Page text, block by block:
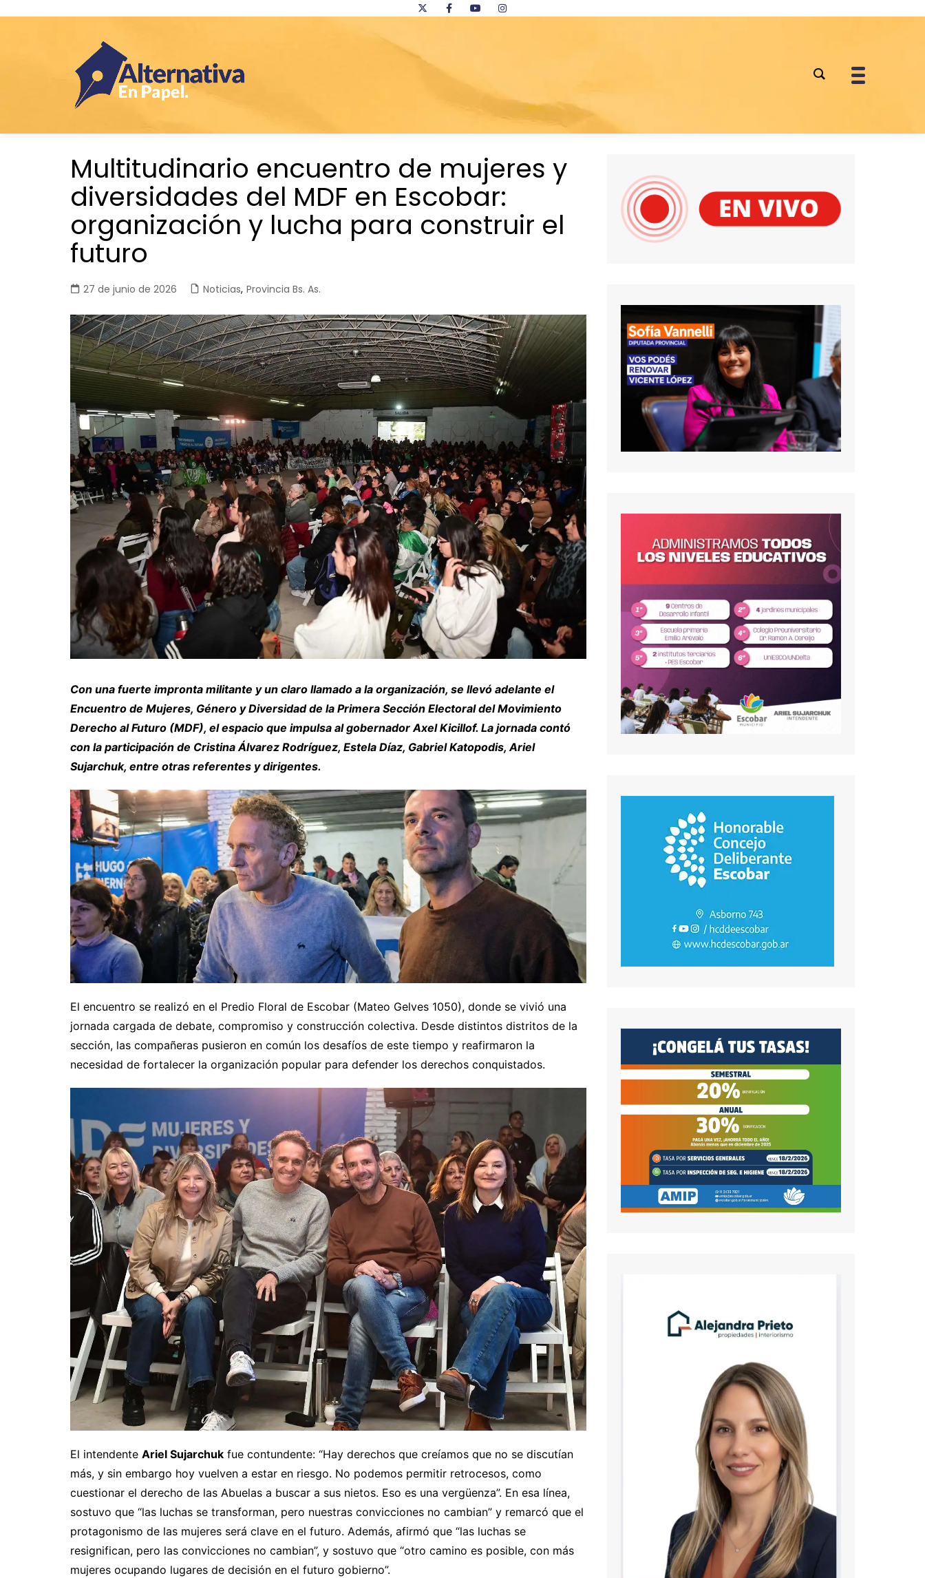
Multitudinario encuentro de mujeres y
diversidades del MDF en Escobar:
organización y lucha para construir el
futuro
27 de junio de 2026 Noticias, Provincia Bs. As.
Con una fuerte impronta militante y un claro llamado a la organización, se llevó adelante el
Encuentro de Mujeres, Género y Diversidad de la Primera Sección Electoral del Movimiento
Derecho al Futuro (MDF), el espacio que impulsa al gobernador Axel Kicillof. La jornada contó
con la participación de Cristina Álvarez Rodríguez, Estela Díaz, Gabriel Katopodis, Ariel
Sujarchuk, entre otras referentes y dirigentes.
El encuentro se realizó en el Predio Floral de Escobar (Mateo Gelves 1050), donde se vivió una
jornada cargada de debate, compromiso y construcción colectiva. Desde distintos distritos de la
sección, las compañeras pusieron en común los desafíos de este tiempo y reafirmaron la
necesidad de fortalecer la organización popular para defender los derechos conquistados.
El intendente Ariel Sujarchuk fue contundente: “Hay derechos que creíamos que no se discutían
más, y sin embargo hoy vuelven a estar en riesgo. No podemos permitir retrocesos, como
cuestionar el derecho de las Abuelas a buscar a sus nietos. Eso es una vergüenza”. En esa línea,
sostuvo que “las luchas se transforman, pero nuestras convicciones no cambian” y remarcó que el
protagonismo de las mujeres será clave en el futuro. Además, afirmó que “las luchas se
resignifican, pero las convicciones no cambian”, y sostuvo que “otro camino es posible, con más
mujeres ocupando lugares de decisión en el futuro gobierno”.